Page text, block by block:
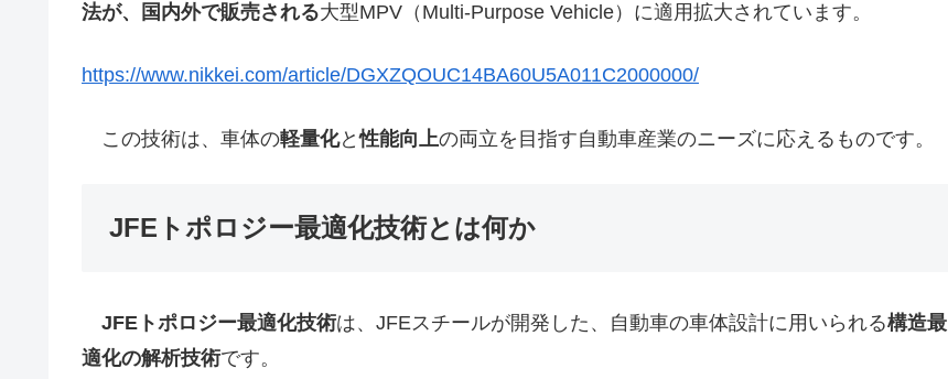
法が、国内外で販売される大型MPV（Multi-Purpose Vehicle）に適用拡大されています。
https://www.nikkei.com/article/DGXZQOUC14BA60U5A011C2000000/
この技術は、車体の軽量化と性能向上の両立を目指す自動車産業のニーズに応えるものです。
JFEトポロジー最適化技術とは何か
JFEトポロジー最適化技術は、JFEスチールが開発した、自動車の車体設計に用いられる構造最
適化の解析技術です。